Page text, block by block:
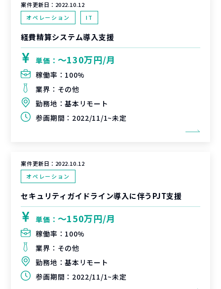
案件更新日： 2022.10.12
オペレーション
IT
経費精算システム導入支援
単価： 〜130万円/月
稼働率： 100%
業界： その他
勤務地：基本リモート
参画期間： 2022/11/1~未定
案件更新日： 2022.10.12
オペレーション
セキュリティガイドライン導入に伴うPJT支援
単価： 〜150万円/月
稼働率： 100%
業界： その他
勤務地：基本リモート
参画期間： 2022/11/1~未定